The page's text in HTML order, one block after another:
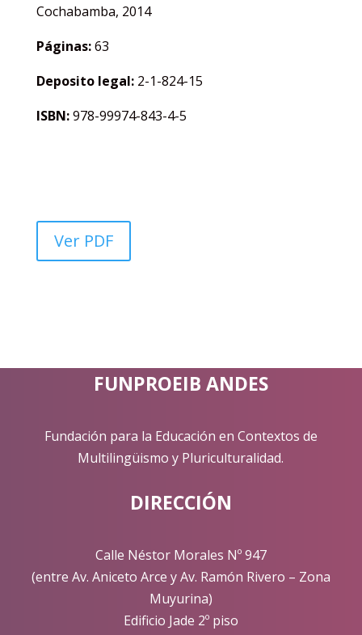
Cochabamba, 2014
Páginas:63
Deposito legal:2-1-824-15
ISBN:978-99974-843-4-5
Ver PDF
FUNPROEIB ANDES
Fundación para la Educación en Contextos de
Multilingüismo y Pluriculturalidad.
DIRECCIÓN
Calle Néstor Morales Nº 947
(entre Av. Aniceto Arce y Av. Ramón Rivero – Zona
Muyurina)
Edificio Jade 2º piso